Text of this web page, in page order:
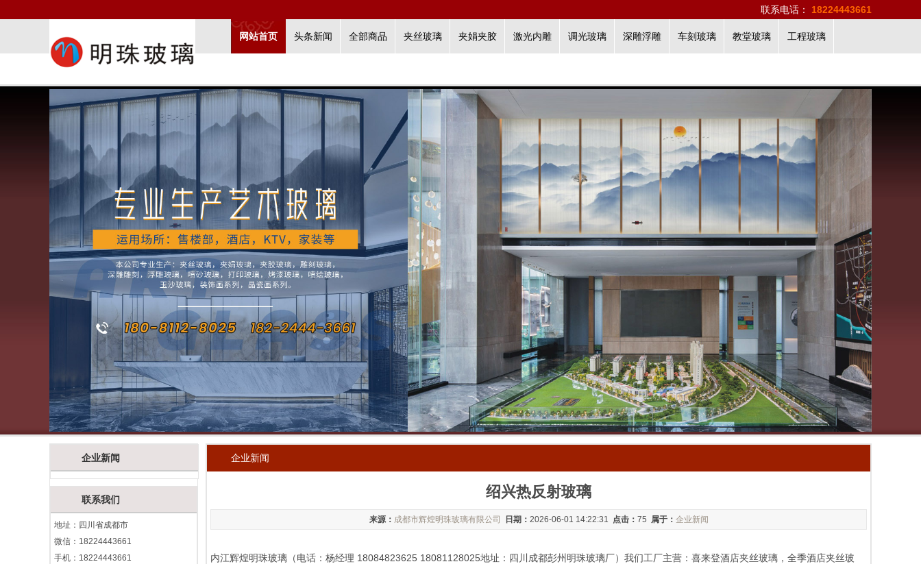
联系电话： 18224443661
网站首页 头条新闻 全部商品 夹丝玻璃 夹娟夹胶 激光内雕 调光玻璃 深雕浮雕 车刻玻璃 教堂玻璃 工程玻璃
企业新闻
联系我们
地址：四川省成都市
微信：18224443661
手机：18224443661
企业新闻
绍兴热反射玻璃
来源： 成都市辉煌明珠玻璃有限公司 日期： 2026-06-01 14:22:31 点击： 75 属于： 企业新闻
内江辉煌明珠玻璃（电话：杨经理 18084823625 18081128025地址：四川成都彭州明珠玻璃厂）我们工厂主营：喜来登酒店夹丝玻璃，全季酒店夹丝玻